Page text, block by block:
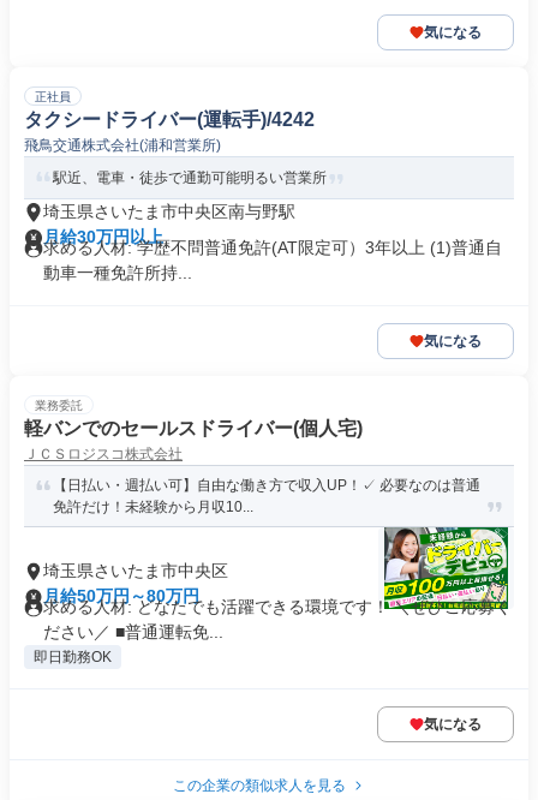
気になる
正社員
タクシードライバー(運転手)/4242
飛鳥交通株式会社(浦和営業所)
駅近、電車・徒歩で通勤可能明るい営業所
埼玉県さいたま市中央区南与野駅
月給30万円以上
求める人材: 学歴不問普通免許(AT限定可）3年以上 (1)普通自
動車一種免許所持...
気になる
業務委託
軽バンでのセールスドライバー(個人宅)
ＪＣＳロジスコ株式会社
【日払い・週払い可】自由な働き方で収入UP！✓ 必要なのは普通
免許だけ！未経験から月収10...
埼玉県さいたま市中央区
月給50万円～80万円
求める人材: どなたでも活躍できる環境です！ ＼ぜひご応募く
ださい／ ■普通運転免...
即日勤務OK
気になる
この企業の類似求人を見る